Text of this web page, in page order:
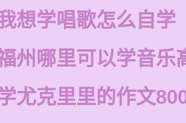
想学唱歌怎么自学
州哪里可以学音乐
尤克里里的作文